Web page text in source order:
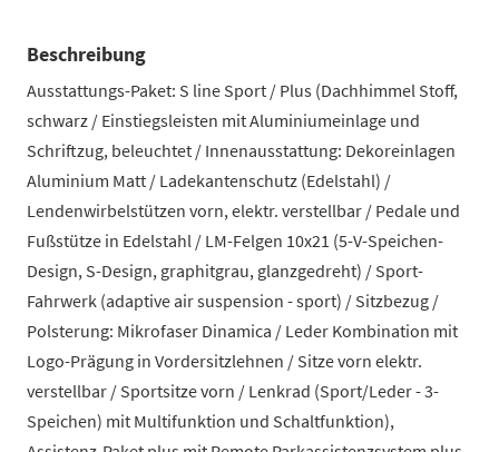
Beschreibung
Ausstattungs-Paket: S line Sport / Plus (Dachhimmel Stoff,
schwarz / Einstiegsleisten mit Aluminiumeinlage und
Schriftzug, beleuchtet / Innenausstattung: Dekoreinlagen
Aluminium Matt / Ladekantenschutz (Edelstahl) /
Lendenwirbelstützen vorn, elektr. verstellbar / Pedale und
Fußstütze in Edelstahl / LM-Felgen 10x21 (5-V-Speichen-
Design, S-Design, graphitgrau, glanzgedreht) / Sport-
Fahrwerk (adaptive air suspension - sport) / Sitzbezug /
Polsterung: Mikrofaser Dinamica / Leder Kombination mit
Logo-Prägung in Vordersitzlehnen / Sitze vorn elektr.
verstellbar / Sportsitze vorn / Lenkrad (Sport/Leder - 3-
Speichen) mit Multifunktion und Schaltfunktion),